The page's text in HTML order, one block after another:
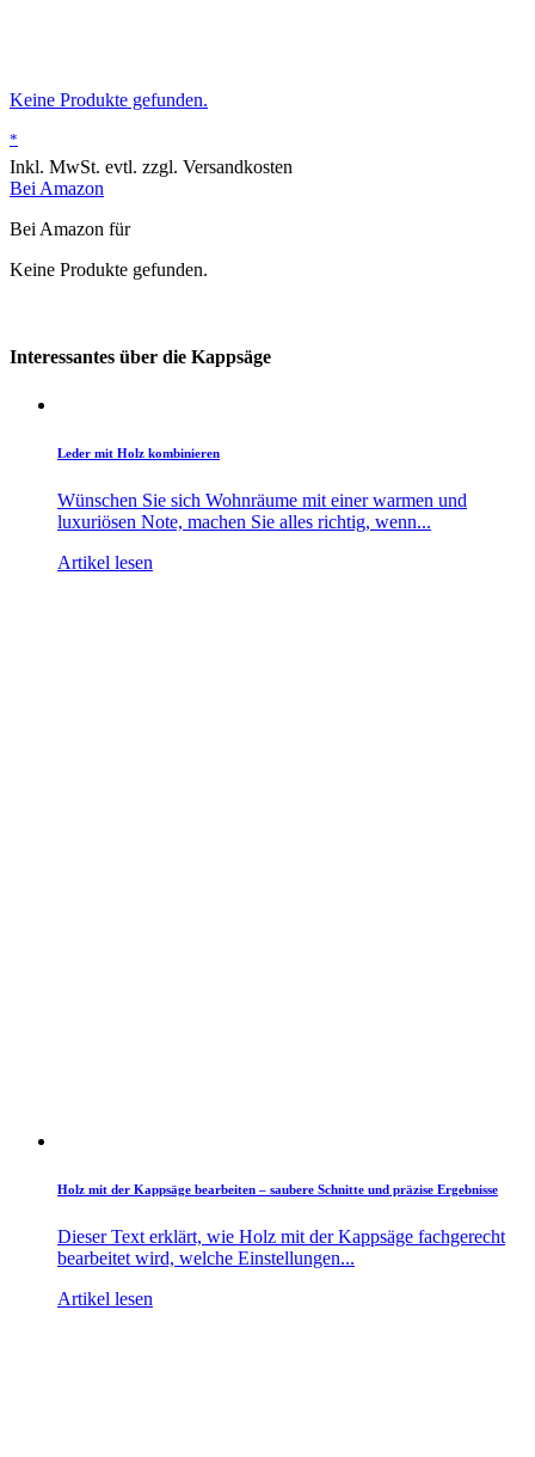
Keine Produkte gefunden.
*
Inkl. MwSt. evtl. zzgl. Versandkosten
Bei Amazon
Bei Amazon für
Keine Produkte gefunden.
Interessantes über die Kappsäge
Leder mit Holz kombinieren
Wünschen Sie sich Wohnräume mit einer warmen und
luxuriösen Note, machen Sie alles richtig, wenn...
Artikel lesen
Holz mit der Kappsäge bearbeiten – saubere Schnitte und präzise Ergebnisse
Dieser Text erklärt, wie Holz mit der Kappsäge fachgerecht
bearbeitet wird, welche Einstellungen...
Artikel lesen